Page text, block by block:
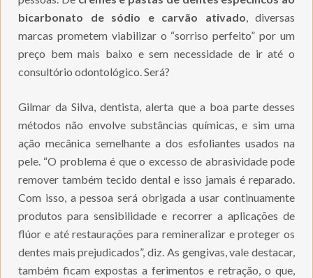
bicarbonato de sódio e carvão ativado, diversas
marcas prometem viabilizar o “sorriso perfeito” por um
preço bem mais baixo e sem necessidade de ir até o
consultório odontológico. Será?
Gilmar da Silva, dentista, alerta que a boa parte desses
métodos não envolve substâncias químicas, e sim uma
ação mecânica semelhante a dos esfoliantes usados na
pele. “O problema é que o excesso de abrasividade pode
remover também tecido dental e isso jamais é reparado.
Com isso, a pessoa será obrigada a usar continuamente
produtos para sensibilidade e recorrer a aplicações de
flúor e até restaurações para remineralizar e proteger os
dentes mais prejudicados”, diz. As gengivas, vale destacar,
também ficam expostas a ferimentos e retração, o que,